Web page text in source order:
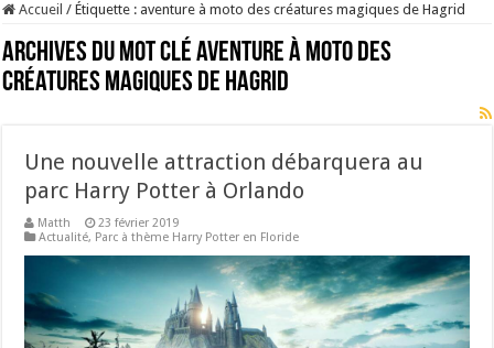
Accueil / Étiquette : aventure à moto des créatures magiques de Hagrid
Archives du mot cléaventure à moto des
créatures magiques de Hagrid
Une nouvelle attraction débarquera au
parc Harry Potter à Orlando
Matth
23 février 2019
Actualité, Parc à thème Harry Potter en Floride